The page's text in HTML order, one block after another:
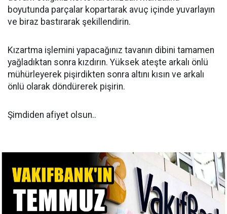
boyutunda parçalar kopartarak avuç içinde yuvarlayın
ve biraz bastırarak şekillendirin.
Kızartma işlemini yapacağınız tavanın dibini tamamen
yağladıktan sonra kızdırın. Yüksek ateşte arkalı önlü
mühürleyerek pişirdikten sonra altını kısın ve arkalı
önlü olarak döndürerek pişirin.
Şimdiden afiyet olsun..